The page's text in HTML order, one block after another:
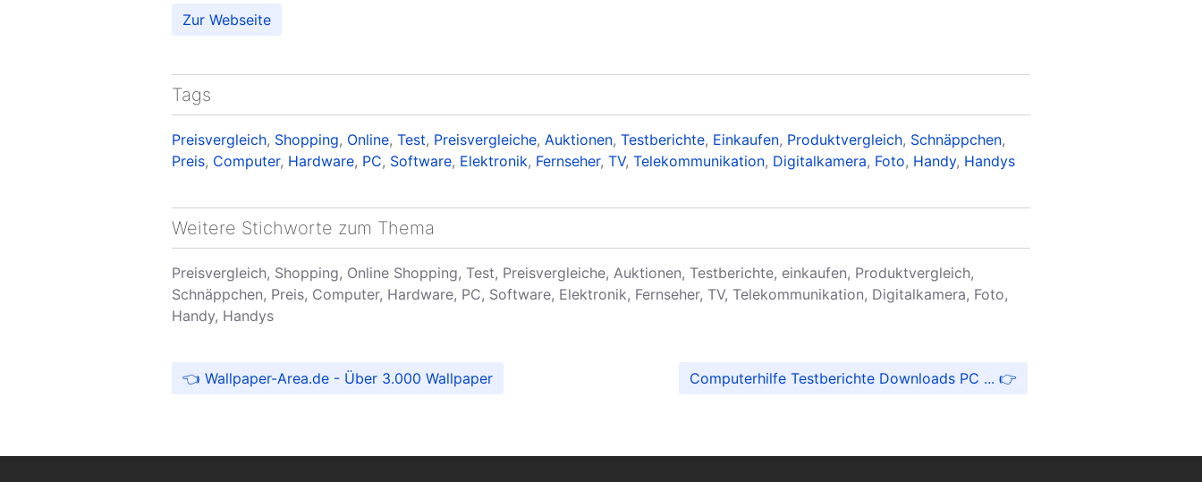
Zur Webseite
Tags
Preisvergleich, Shopping, Online, Test, Preisvergleiche, Auktionen, Testberichte, Einkaufen, Produktvergleich, Schnäppchen,
Preis, Computer, Hardware, PC, Software, Elektronik, Fernseher, TV, Telekommunikation, Digitalkamera, Foto, Handy, Handys
Weitere Stichworte zum Thema
Preisvergleich, Shopping, Online Shopping, Test, Preisvergleiche, Auktionen, Testberichte, einkaufen, Produktvergleich,
Schnäppchen, Preis, Computer, Hardware, PC, Software, Elektronik, Fernseher, TV, Telekommunikation, Digitalkamera, Foto,
Handy, Handys
Wallpaper-Area.de - Über 3.000 Wallpaper Computerhilfe Testberichte Downloads PC ...